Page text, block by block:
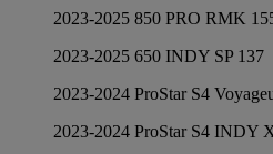
2023-2025 850 PRO RMK
2023-2025 650 INDY SP 137
2023-2024 ProStar S4
2023-2024 ProStar S4 INDY